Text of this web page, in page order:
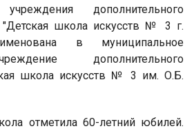
учреждения дополнительного
"Детская школа искусств № 3 г.
в муниципальное
дополнительного
школа искусств № 3 им. О.Б.
отметила 60-летний юбилей.